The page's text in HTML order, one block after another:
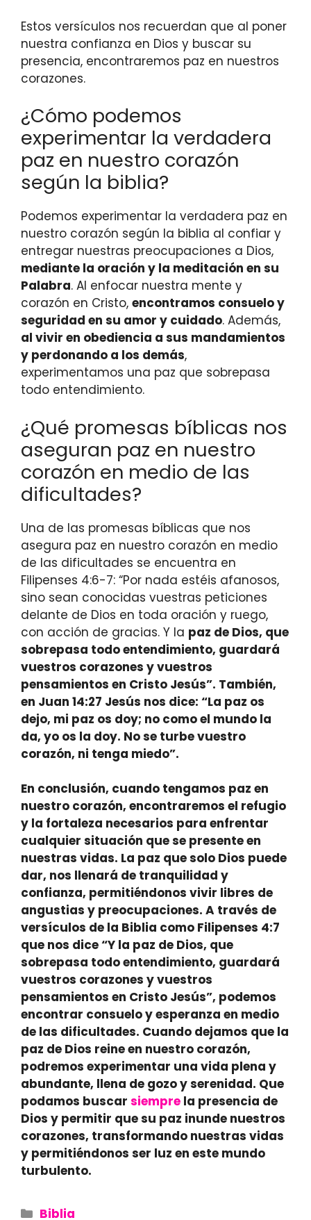
Estos versículos nos recuerdan que al poner
nuestra confianza en Dios y buscar su
presencia, encontraremos paz en nuestros
corazones.
¿Cómo podemos
experimentar la verdadera
paz en nuestro corazón
según la biblia?
Podemos experimentar la verdadera paz en
nuestro corazón según la biblia al confiar y
entregar nuestras preocupaciones a Dios,
mediante la oración y la meditación en su
Palabra. Al enfocar nuestra mente y
corazón en Cristo, encontramos consuelo y
seguridad en su amor y cuidado. Además,
al vivir en obediencia a sus mandamientos
y perdonando a los demás,
experimentamos una paz que sobrepasa
todo entendimiento.
¿Qué promesas bíblicas nos
aseguran paz en nuestro
corazón en medio de las
dificultades?
Una de las promesas bíblicas que nos
asegura paz en nuestro corazón en medio
de las dificultades se encuentra en
Filipenses 4:6-7: “Por nada estéis afanosos,
sino sean conocidas vuestras peticiones
delante de Dios en toda oración y ruego,
con acción de gracias. Y la paz de Dios, que
sobrepasa todo entendimiento, guardará
vuestros corazones y vuestros
pensamientos en Cristo Jesús”. También,
en Juan 14:27 Jesús nos dice: “La paz os
dejo, mi paz os doy; no como el mundo la
da, yo os la doy. No se turbe vuestro
corazón, ni tenga miedo”.
En conclusión, cuando tengamos paz en
nuestro corazón, encontraremos el refugio
y la fortaleza necesarios para enfrentar
cualquier situación que se presente en
nuestras vidas. La paz que solo Dios puede
dar, nos llenará de tranquilidad y
confianza, permitiéndonos vivir libres de
angustias y preocupaciones. A través de
versículos de la Biblia como Filipenses 4:7
que nos dice “Y la paz de Dios, que
sobrepasa todo entendimiento, guardará
vuestros corazones y vuestros
pensamientos en Cristo Jesús”, podemos
encontrar consuelo y esperanza en medio
de las dificultades. Cuando dejamos que la
paz de Dios reine en nuestro corazón,
podremos experimentar una vida plena y
abundante, llena de gozo y serenidad. Que
podamos buscar siempre la presencia de
Dios y permitir que su paz inunde nuestros
corazones, transformando nuestras vidas
y permitiéndonos ser luz en este mundo
turbulento.
Categories
Biblia